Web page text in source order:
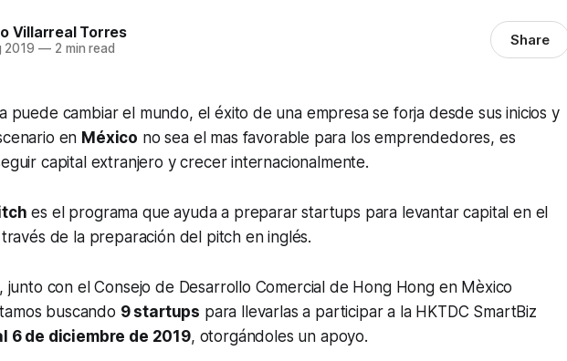
Villarreal Torres
2019 —2 min read Share
puede cambiar el mundo, el éxito de una empresa se forja desde sus inicios y
en México no sea el mas favorable para los emprendedores, es
capital extranjero y crecer internacionalmente.
es el programa que ayuda a preparar startups para levantar capital en el
de la preparación del pitch en inglés.
junto con el Consejo de Desarrollo Comercial de Hong Hong en Mèxico
buscando 9 startups para llevarlas a participar a la HKTDC SmartBiz
6 de diciembre de 2019, otorgándoles un apoyo.